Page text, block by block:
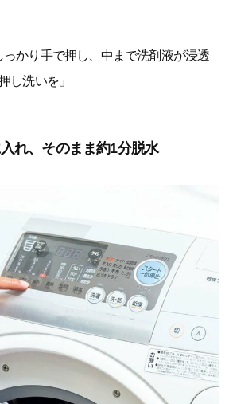
っかり手で押し、中まで洗剤液が浸透
し洗いを」
れ、そのまま約1分脱水